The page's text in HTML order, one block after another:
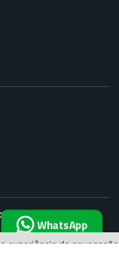
2023 WhatsApp
experiência de navegação